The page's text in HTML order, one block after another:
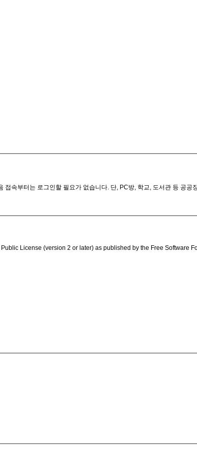
속부터는 로그인할 필요가 없습니다. 단, PC방, 학교, 도서관 등 공
License (version 2 or later) as published by the Free Software